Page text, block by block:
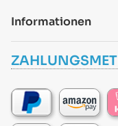
Informationen